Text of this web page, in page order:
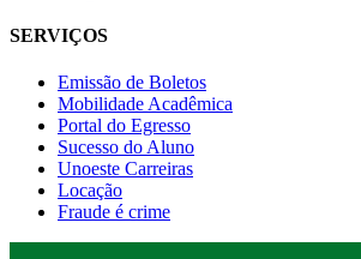
SERVIÇOS
Emissão de Boletos
Mobilidade Acadêmica
Portal do Egresso
Sucesso do Aluno
Unoeste Carreiras
Locação
Fraude é crime